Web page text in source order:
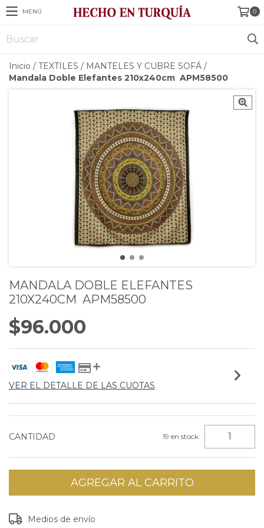
MENÚ 0
Inicio / TEXTILES / MANTELES Y CUBRE SOFÁ /
Mandala Doble Elefantes 210x240cm APM58500
MANDALA DOBLE ELEFANTES
210X240CM APM58500
$96.000
VER EL DETALLE DE LAS CUOTAS
CANTIDAD 19 en stock
Entregas para el CP:
Medios de envío